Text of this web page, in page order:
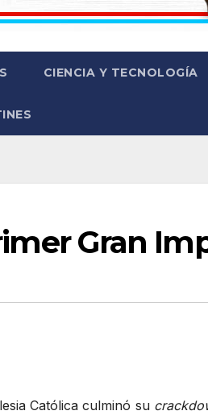
CIENCIA Y TECNOLOGÍA
Gran
Católica culminó su